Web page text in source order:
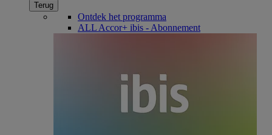
Terug
Ontdek het programma
ALL Accor+ ibis - Abonnement